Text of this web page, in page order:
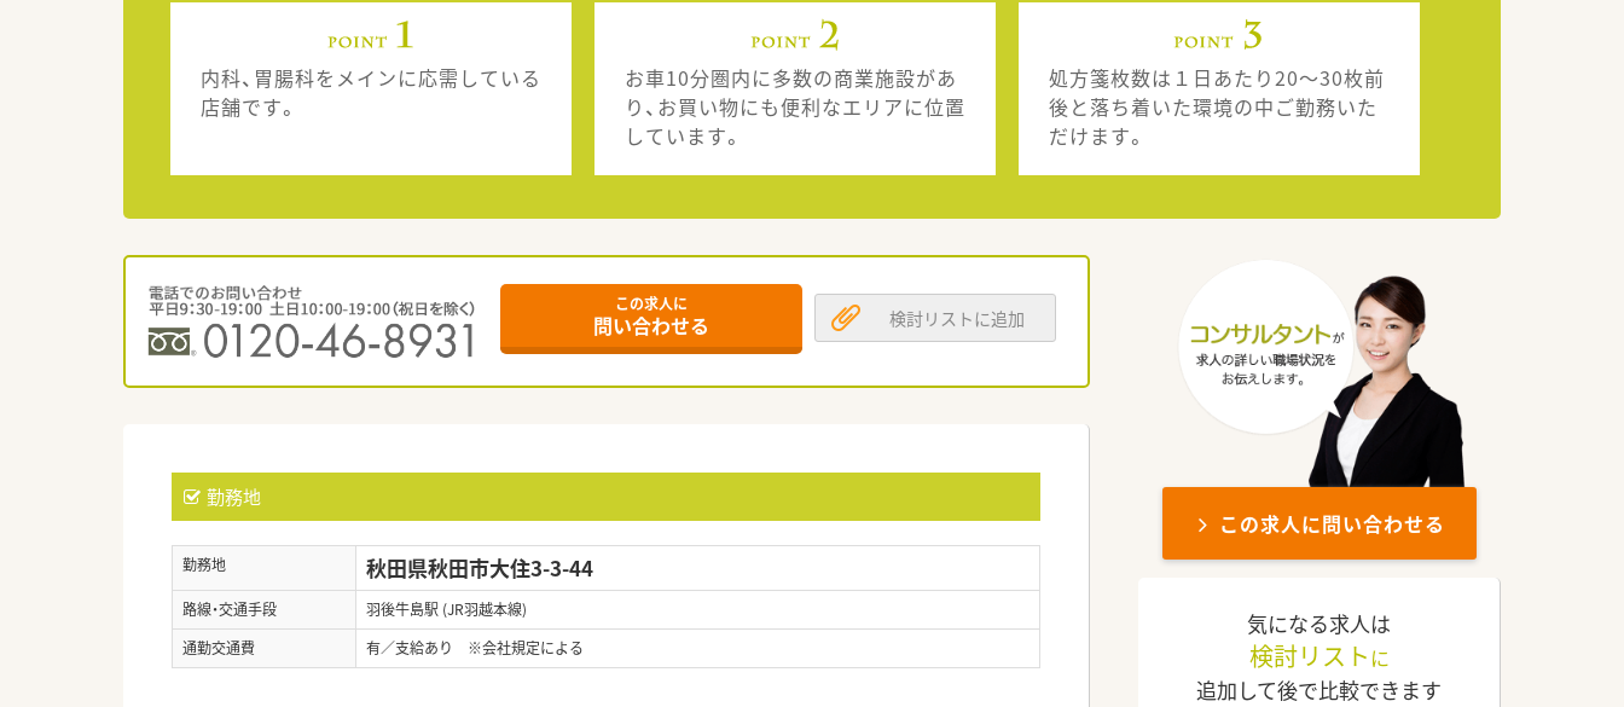
内科、胃腸科をメインに応需している
店舗です。
お車10分圏内に多数の商業施設があ
り、お買い物にも便利なエリアに位置
しています。
処方箋枚数は１日あたり20～30枚前
後と落ち着いた環境の中ご勤務いた
だけます。
この求人に
問い合わせる 検討リストに追加
勤務地
勤務地 秋田県秋田市大住3-3-44
路線・交通手段
羽後牛島駅 (JR羽越本線)
通勤交通費
有／支給あり ※会社規定による
この求人に問い合わせる
気になる求人は
検討リスト に
追加して後で比較できます